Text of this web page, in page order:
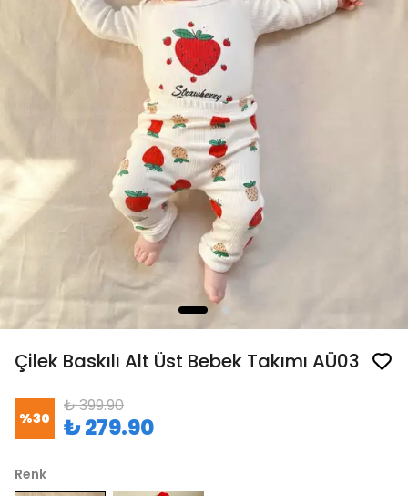
Çilek Baskılı Alt Üst Bebek Takımı AÜ03
%30
₺ 399.90
₺ 279.90
Renk